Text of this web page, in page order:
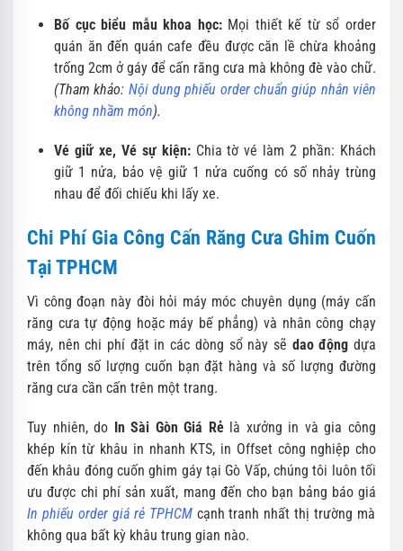
Bố cục biểu mẫu khoa học:Mọi thiết kế từ sổ order
quán ăn đến quán cafe đều được căn lề chừa khoảng
trống 2cm ở gáy để cấn răng cưa mà không đè vào chữ.
(Tham khảo: Nội dung phiếu order chuẩn giúp nhân viên
không nhầm món).
Vé giữ xe, Vé sự kiện:Chia tờ vé làm 2 phần: Khách
giữ 1 nửa, bảo vệ giữ 1 nửa cuống có số nhảy trùng
nhau để đối chiếu khi lấy xe.
Chi Phí Gia Công Cấn Răng Cưa Ghim Cuốn
Tại TPHCM
Vì công đoạn này đòi hỏi máy móc chuyên dụng (máy cấn
răng cưa tự động hoặc máy bế phẳng) và nhân công chạy
máy, nên chi phí đặt in các dòng sổ này sẽ dao động dựa
trên tổng số lượng cuốn bạn đặt hàng và số lượng đường
răng cưa cần cấn trên một trang.
Tuy nhiên, do In Sài Gòn Giá Rẻlà xưởng in và gia công
khép kín từ khâu in nhanh KTS, in Offset công nghiệp cho
đến khâu đóng cuốn ghim gáy tại Gò Vấp, chúng tôi luôn tối
ưu được chi phí sản xuất, mang đến cho bạn bảng báo giá
In phiếu order giá rẻ TPHCMcạnh tranh nhất thị trường mà
không qua bất kỳ khâu trung gian nào.